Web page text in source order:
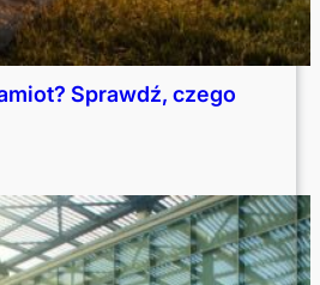
Sprawdź, czego